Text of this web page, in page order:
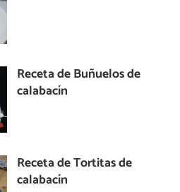
Receta de Buñuelos de
calabacín
Receta de Tortitas de
calabacín